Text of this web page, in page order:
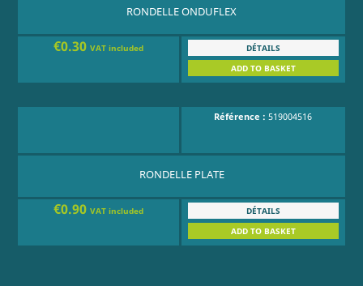
RONDELLE ONDUFLEX
€0.30VAT included
DÉTAILS
ADD TO BASKET
Référence : 519004516
RONDELLE PLATE
€0.90VAT included
DÉTAILS
ADD TO BASKET